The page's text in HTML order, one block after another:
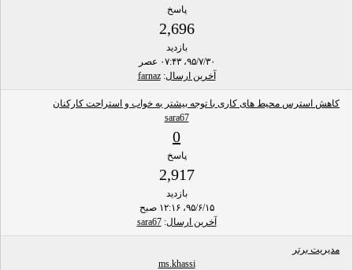
پاسخ
2,696
بازدید
۹۵/۷/۳۰، ۰۷:۴۳ عصر
آخرین ارسال:
farnaz
کاهش استرس محیط های کاری با توجه بیشتر به خواب و استراحت کارکنان
sara67
0
پاسخ
2,917
بازدید
۹۵/۶/۱۵، ۱۲:۱۶ صبح
آخرین ارسال:
sara67
مدیریت برتر
ms.khassi